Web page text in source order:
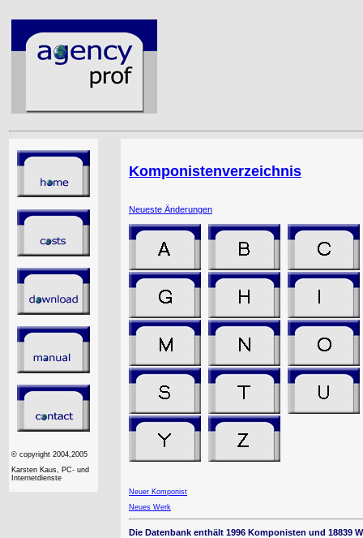
© copyright 2004,2005
Karsten Kaus, PC- und
Internetdienste
Komponistenverzeichnis
Neueste Änderungen
Neuer Komponist
Neues Werk
Die Datenbank enthält 1996 Komponisten und 18839